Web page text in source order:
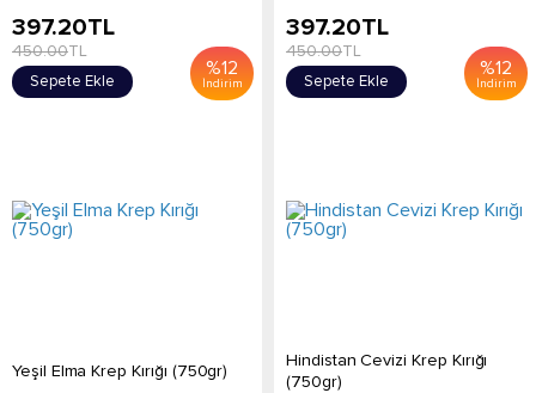
%12
İndirim
397.20TL
450.00TL
Sepete Ekle
%12
İndirim
397.20TL
450.00TL
Sepete Ekle
Yeşil Elma Krep Kırığı (750gr)
Hindistan Cevizi Krep Kırığı
(750gr)